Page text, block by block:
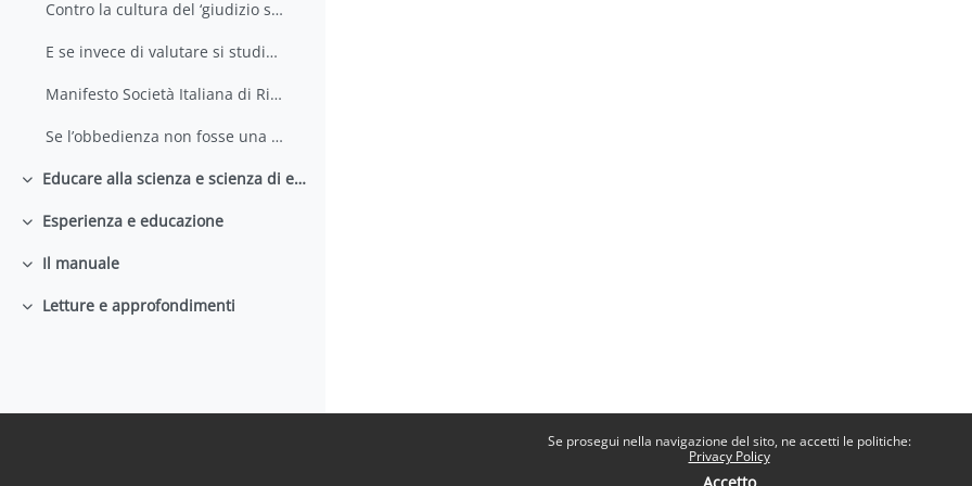
Se prosegui nella navigazione del sito, ne accetti le politiche:
Privacy Policy
Contro la cultura del ‘giudizio senza critica’
E se invece di valutare si studiasse
Manifesto Società Italiana di Ricerca Didattica
Se l’obbedienza non fosse una virtù
Minimizza Educare alla scienza e scienza di educare
Minimizza
Esperienza e educazione
Minimizza
Il manuale
Minimizza
Letture e approfondimenti